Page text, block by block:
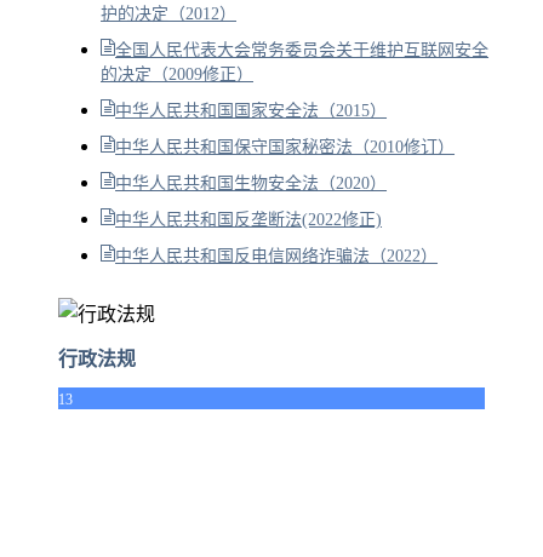
护的决定（2012）
全国人民代表大会常务委员会关于维护互联网安全
的决定（2009修正）
中华人民共和国国家安全法（2015）
中华人民共和国保守国家秘密法（2010修订）
中华人民共和国生物安全法（2020）
中华人民共和国反垄断法(2022修正)
中华人民共和国反电信网络诈骗法（2022）
行政法规
13